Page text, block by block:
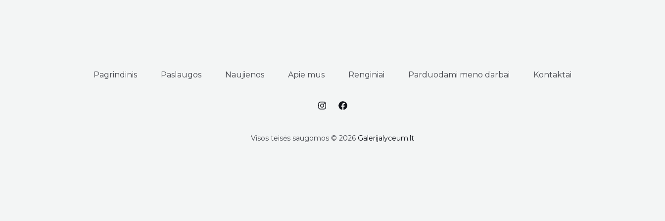
Pagrindinis Paslaugos Naujienos Apie mus Renginiai Parduodami meno darbai Kontaktai
Visos teisės saugomos © 2026 Galerijalyceum.lt